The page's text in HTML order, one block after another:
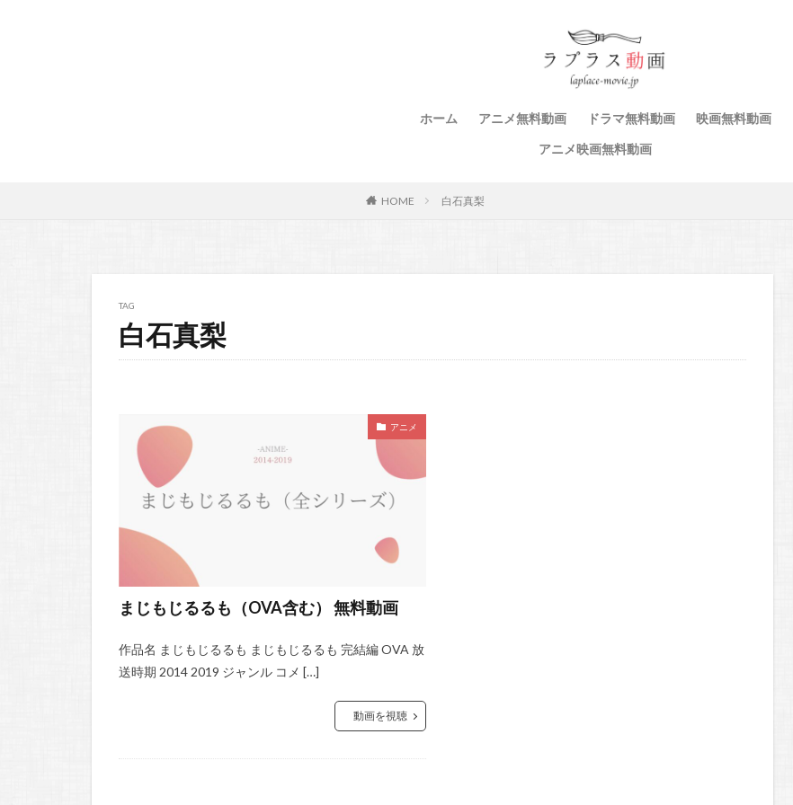
ホーム アニメ無料動画 ドラマ無料動画
映画無料動画
アニメ映画無料動画
HOME 白石真梨
TAG
白石真梨
アニメ
まじもじるるも（OVA含む） 無料動画
作品名 まじもじるるも まじもじるるも 完結編 OVA 放
送時期 2014 2019 ジャンル コメ […]
動画を視聴